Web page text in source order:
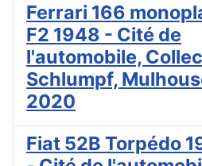
Ferrari 166
F2 1948 - Cité de
l'automobile,
Schlumpf,
2020
Fiat 52B Torpédo